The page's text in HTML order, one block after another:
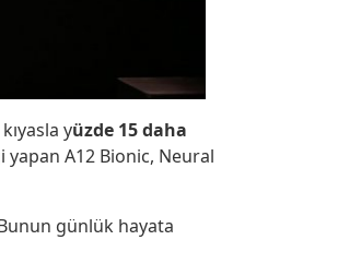
yüzde 15 daha
A12 Bionic, Neural
günlük hayata